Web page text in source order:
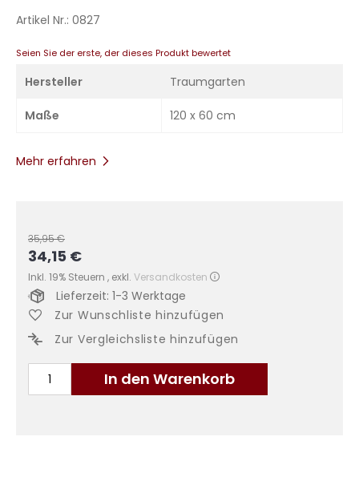
Artikel Nr.: 0827
Seien Sie der erste, der dieses Produkt bewertet
Hersteller Traumgarten
Maße 120 x 60 cm
Mehr erfahren
35,95 €
Sonderangebot
34,15 €
Inkl. 19% Steuern , exkl. Versandkosten
In den Warenkorb
Lieferzeit: 1-3 Werktage
Zur Wunschliste hinzufügen
Zur Vergleichsliste hinzufügen